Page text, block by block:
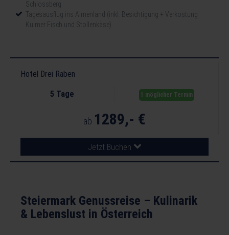
Schlossberg
Tagesausflug ins Almenland (inkl. Besichtigung + Verkostung
Kulmer Fisch und Stollenkäse)
Hotel Drei Raben
5 Tage 1 möglicher Termin
ab 1289,- €
Jetzt Buchen
Steiermark Genussreise – Kulinarik
& Lebenslust in Österreich